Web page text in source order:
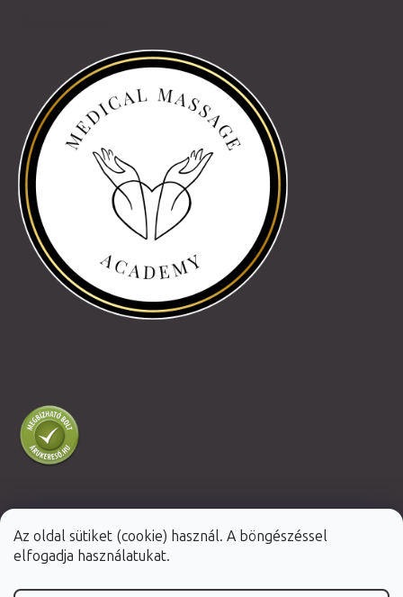
Az oldal sütiket (cookie) használ. A böngészéssel
elfogadja használatukat.
Shoptet Premium készítette